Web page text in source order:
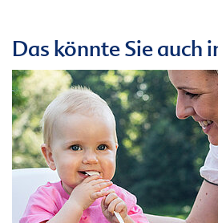
Das könnte Sie auch